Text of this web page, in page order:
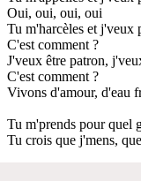
Oui, oui, oui, oui
Tu m'harcèles et j'veux
C'est comment ?
J'veux être patron,
C'est comment ?
Vivons d'amour, d'eau
Tu m'prends pour quel
Tu crois que j'mens,